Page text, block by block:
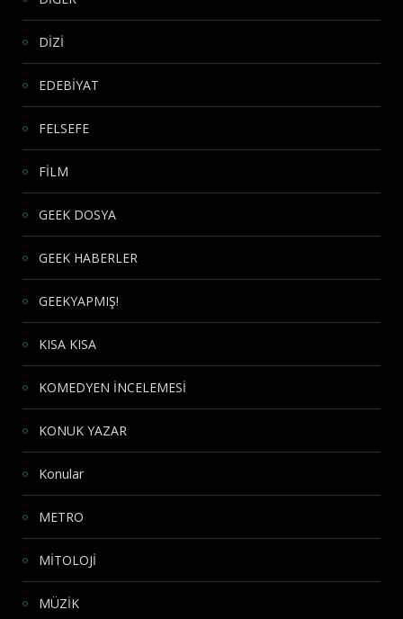
DİZİ
EDEBİYAT
FELSEFE
FİLM
GEEK DOSYA
GEEK HABERLER
GEEKYAPMIŞ!
KISA KISA
KOMEDYEN İNCELEMESİ
KONUK YAZAR
Konular
METRO
MİTOLOJİ
MÜZİK